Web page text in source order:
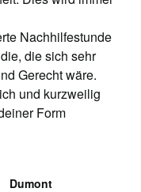
Nachhilfestunde
die sich sehr
Gerecht wäre.
und kurzweilig
Form
Dumont